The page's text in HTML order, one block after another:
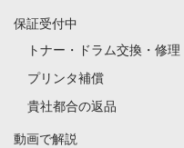
保証受付中
トナー・ドラム交換・修理
プリンタ補償
貴社都合の返品
動画で解説